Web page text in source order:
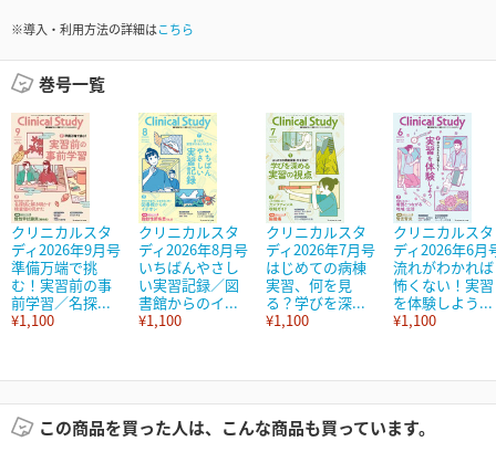
※導入・利用方法の詳細はこちら
巻号一覧
クリニカルスタ
ディ2026年9月号
準備万端で挑
む！実習前の事
前学習／名探...
¥1,100
クリニカルスタ
ディ2026年8月号
いちばんやさし
い実習記録／図
書館からのイ...
¥1,100
クリニカルスタ
ディ2026年7月号
はじめての病棟
実習、何を見
る？学びを深...
¥1,100
クリニカルスタ
ディ2026年6月
流れがわかれば
怖くない！実習
を体験しよう...
¥1,100
この商品を買った人は、こんな商品も買っています。